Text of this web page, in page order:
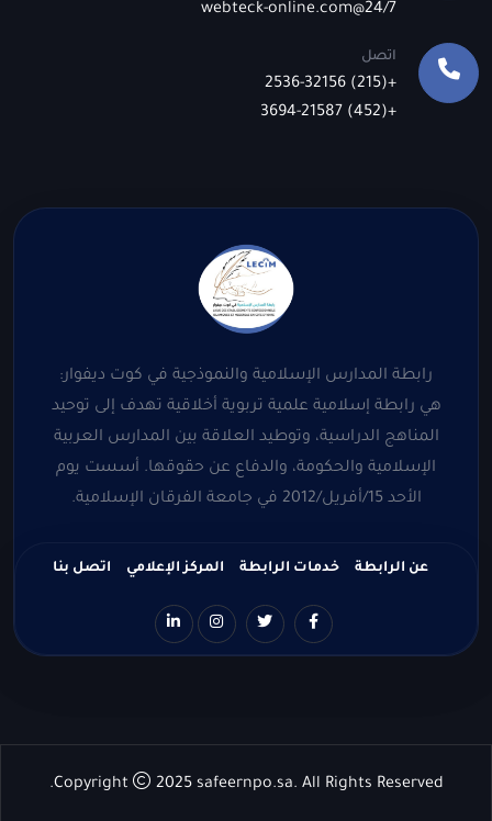
24/7@webteck-online.com
اتصل
+(215) 2536-32156
+(452) 3694-21587
رابطة المدارس الإسلامية والنموذجية في كوت ديفوار:
هي رابطة إسلامية علمية تربوية أخلاقية تهدف إلى توحيد
المناهج الدراسية، وتوطيد العلاقة بين المدارس العربية
الإسلامية والحكومة، والدفاع عن حقوقها. أسست يوم
الأحد 15/أفريل/2012 في جامعة الفرقان الإسلامية.
عن الرابطة خدمات الرابطة المركز الإعلامي اتصل بنا
Copyright 2025 safeernpo.sa. All Rights Reserved.